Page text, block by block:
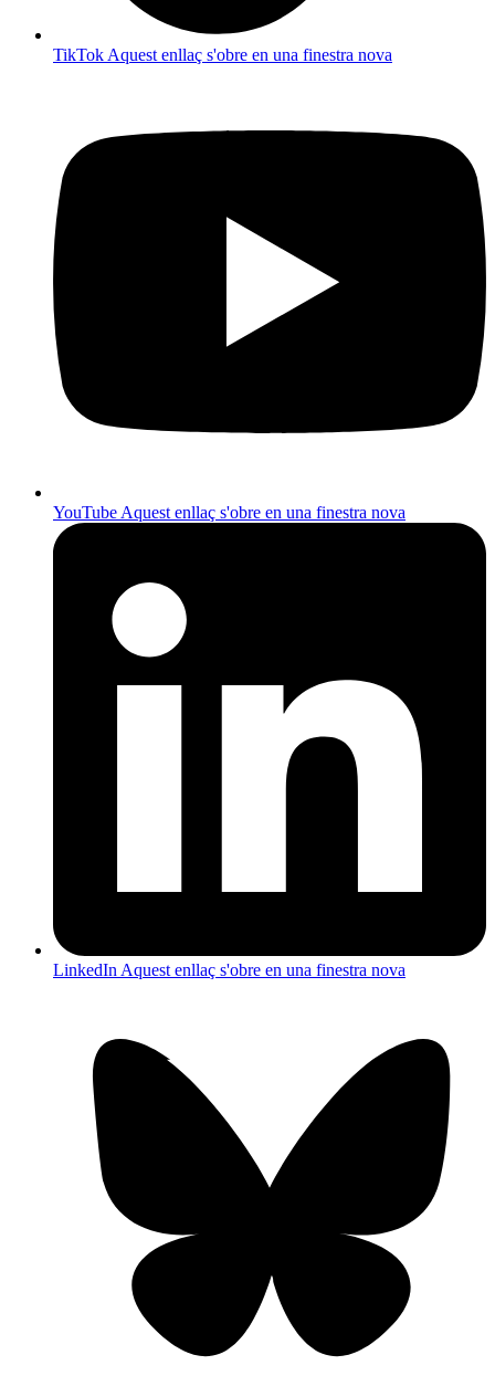
TikTokAquest enllaç s'obre en una finestra nova
YouTubeAquest enllaç s'obre en una finestra nova
LinkedInAquest enllaç s'obre en una finestra nova